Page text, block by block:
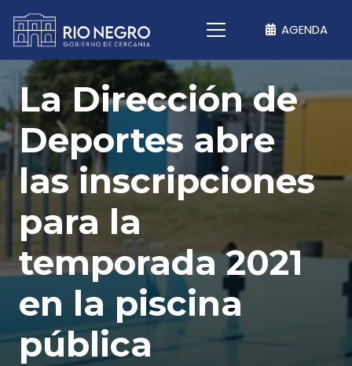
AGENDA
La Dirección de
Deportes abre
las inscripciones
para la
temporada 2021
en la piscina
pública